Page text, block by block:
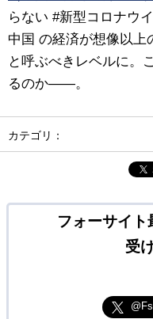
らない #新型コロナウ
中国 の経済が想像以上
と呼ぶべきレベルに。
るのか――。
カテゴリ：
フォーサイト
受